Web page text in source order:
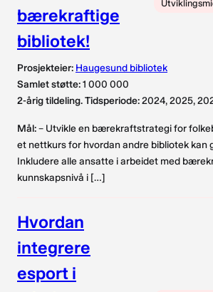
bærekraftige
bibliotek!
Prosjekteier: Haugesund bibliotek
Samlet støtte:1 000 000
2-årig tildeling. Tidsperiode:2024, 2025,
Mål:– Utvikle en bærekraftstrategi for
et nettkurs for hvordan andre bibliotek kan
Inkludere alle ansatte i arbeidet med
kunnskapsnivå i […]
Hvordan
integrere
esport i